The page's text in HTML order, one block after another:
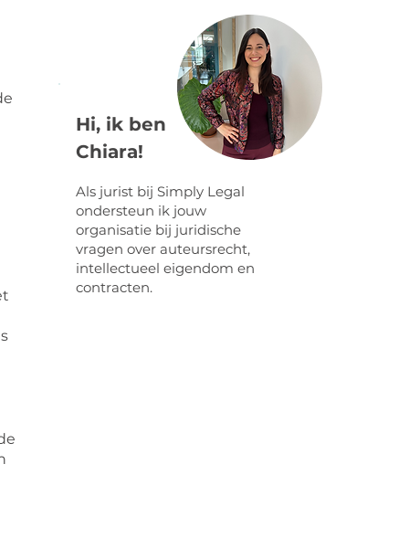
Hi, ik ben
Chiara!
Als jurist bij Simply Legal
ondersteun ik jouw
organisatie bij juridische
vragen over auteursrecht,
intellectueel eigendom en
contracten.